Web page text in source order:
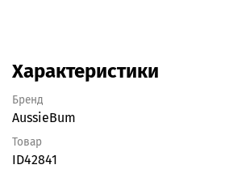
Характеристики
Бренд
AussieBum
Товар
ID42841